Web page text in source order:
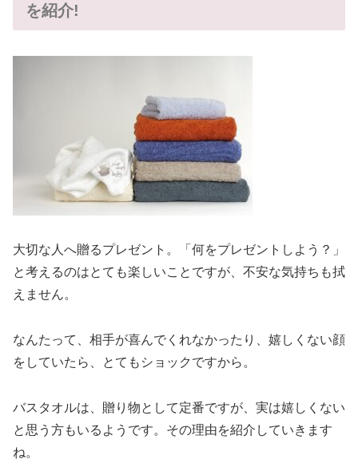
を紹介!
大切な人へ贈るプレゼント。「何をプレゼントしよう？」
と考えるのはとても楽しいことですが、不安な気持ちも拭
えません。
なんたって、相手が喜んでくれなかったり、嬉しくない顔
をしていたら、とてもショックですから。
バスタオルは、贈り物として定番ですが、実は嬉しくない
と思う方もいるようです。その理由を紹介していきます
ね。